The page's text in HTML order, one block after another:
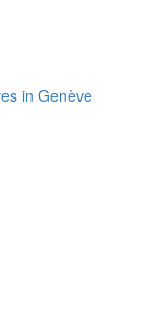
in Genève